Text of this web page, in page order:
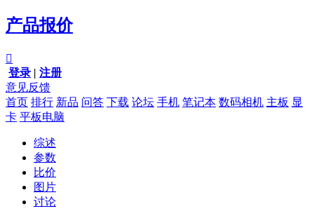
产品报价

登录 | 注册
意见反馈
首页 排行 新品 问答 下载 论坛 手机 笔记本 数码相机 主板 显
卡 平板电脑
综述
参数
比价
图片
讨论